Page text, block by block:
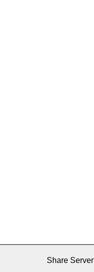
Share Server